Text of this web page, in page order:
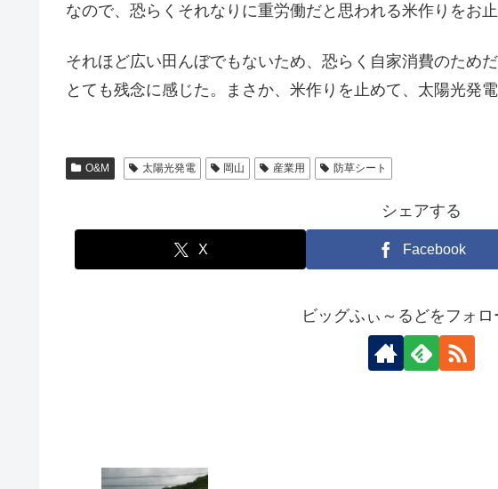
なので、恐らくそれなりに重労働だと思われる米作りをお
それほど広い田んぼでもないため、恐らく自家消費のため
とても残念に感じた。まさか、米作りを止めて、太陽光発
O&M 太陽光発電 岡山 産業用 防草シート
シェアする
X Facebook
ビッグふぃ～るどをフォロ